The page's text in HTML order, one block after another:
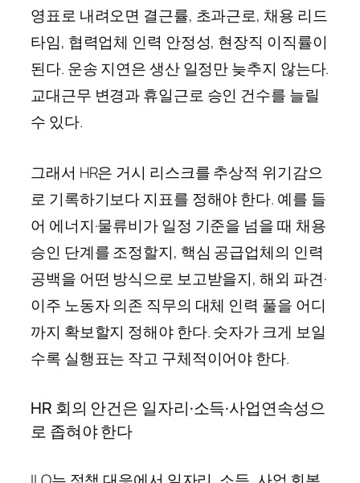
영표로 내려오면 결근률, 초과근로, 채용 리드
타임, 협력업체 인력 안정성, 현장직 이직률이
된다. 운송 지연은 생산 일정만 늦추지 않는다.
교대근무 변경과 휴일근로 승인 건수를 늘릴
수 있다.
그래서 HR은 거시 리스크를 추상적 위기감으
로 기록하기보다 지표를 정해야 한다. 예를 들
어 에너지·물류비가 일정 기준을 넘을 때 채용
승인 단계를 조정할지, 핵심 공급업체의 인력
공백을 어떤 방식으로 보고받을지, 해외 파견·
이주 노동자 의존 직무의 대체 인력 풀을 어디
까지 확보할지 정해야 한다. 숫자가 크게 보일
수록 실행표는 작고 구체적이어야 한다.
HR 회의 안건은 일자리·소득·사업연속성으
로 좁혀야 한다